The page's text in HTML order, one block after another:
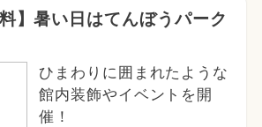
】暑い日はてんぼうパーク
ひまわりに囲まれたような
館内装飾やイベントを開
催！